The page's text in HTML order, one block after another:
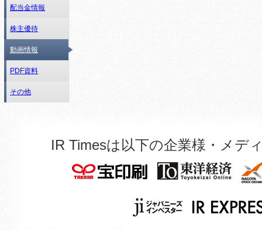
配当金情報
株主優待
動画情報
PDF資料
その他
IR Timesは以下の企業様・メデ